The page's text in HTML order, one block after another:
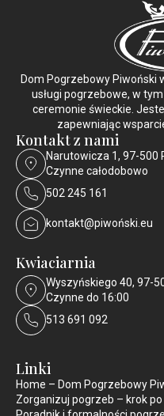
Dom Pogrzebowy Piwoński
usługi pogrzebowe, w
ceremonie świeckie.
zapewniając
Kontakt z nami
Narutowicza 1, 97-500
Czynne całodobowo
502 245 161
kontakt@piwoński.eu
Kwiaciarnia
Wyszyńskiego 40, 97-
Czynne do 16:00
513 691 092
Linki
Home – Dom Pogrzebowy
Zorganizuj pogrzeb – krok po